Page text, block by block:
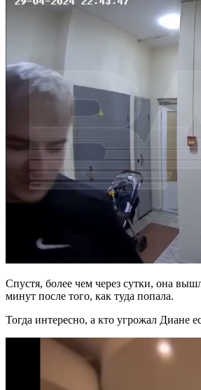
Спустя, более чем через сутки, она
минут после того, как туда попала.
Тогда интересно, а кто угрожал Диане